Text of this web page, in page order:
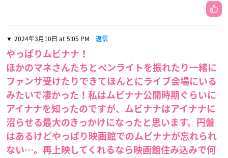
2024年3月10日 at 5:05 PM 返信
やっぱりムビナナ！
ほかのマネさんたちとペンライトを振れたり一緒に
ファンサ受けたりできてほんとにライブ会場にいる
みたいで凄かった！私はムビナナ公開時期ぐらいに
アイナナを知ったのですが、ムビナナはアイナナに
沼らせる最大のきっかけになったと思います。円盤
はあるけどやっぱり映画館でのムビナナが忘れられ
ない…。再上映してくれるなら映画館住み込みで何